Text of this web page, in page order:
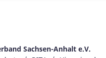
Sachsen-Anhalt e.V.